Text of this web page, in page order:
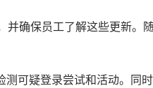
并确保员工了解这些更新。
可疑登录尝试和活动。同